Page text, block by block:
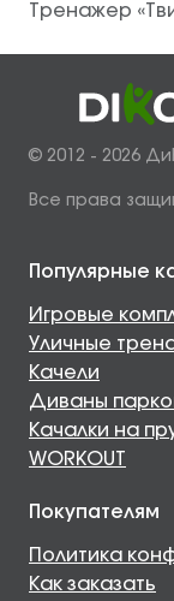
Тренажер
© 2012 - 2026
Все права
Популярные
Игровые
Уличные
Качели
Диваны
Качалки на
WORKOUT
Покупателям
Политика
Как заказать